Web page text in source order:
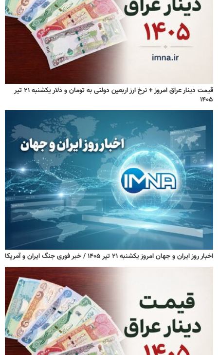
قیمت دینار عراق امروز + نرخ ارز اربعین دولتی به تومان و دلار یکشنبه ۲۱ تیر
۱۴۰۵
اخبار روز ایران و جهان امروز یکشنبه ۲۱ تیر ۱۴۰۵ / خبر فوری جنگ ایران و آمریکا